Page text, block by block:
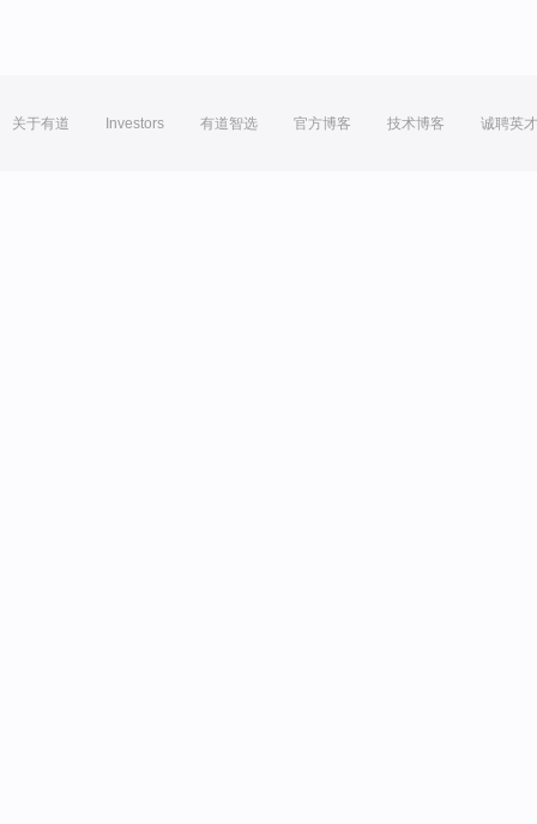
关于有道 Investors 有道智选 官方博客 技术博客 诚聘英才